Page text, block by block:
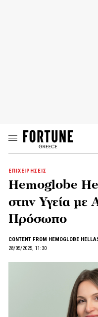
ΕΠΙΧΕΙΡΗΣΕΙΣ
Hemoglobe
στην Υγεία με
Πρόσωπο
CONTENT FROM HEMOGLOBE
28/05/2025, 11:30